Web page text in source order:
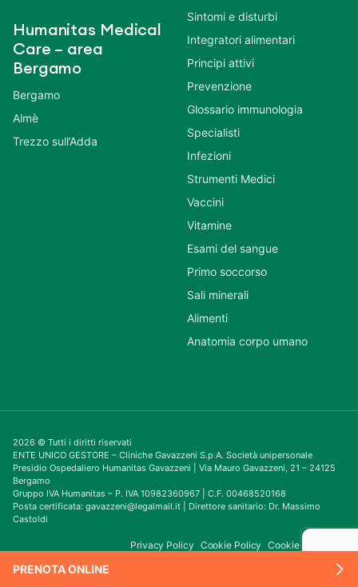
PRENOTA ONLINE
Humanitas Medical
Care – area
Bergamo
Bergamo
Almè
Trezzo sull’Adda
Sintomi e disturbi
Integratori alimentari
Principi attivi
Prevenzione
Glossario immunologia
Specialisti
Infezioni
Strumenti Medici
Vaccini
Vitamine
Esami del sangue
Primo soccorso
Sali minerali
Alimenti
Anatomia corpo umano
2026 © Tutti i diritti riservati
ENTE UNICO GESTORE – Cliniche Gavazzeni S.p.A. Società unipersonale
Presidio Ospedaliero Humanitas Gavazzeni | Via Mauro Gavazzeni, 21 – 24125
Bergamo
Gruppo IVA Humanitas – P. IVA 10982360967 | C.F. 00468520168
Posta certificata: gavazzeni@legalmail.it | Direttore sanitario: Dr. Massimo
Castoldi
Privacy Policy Cookie Policy Cookie Consent